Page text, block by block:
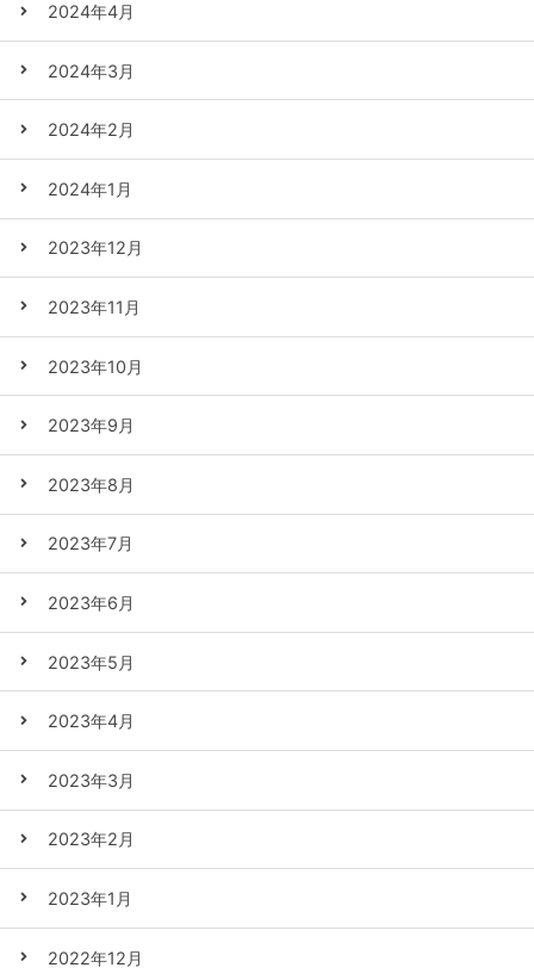
2024年4月
2024年3月
2024年2月
2024年1月
2023年12月
2023年11月
2023年10月
2023年9月
2023年8月
2023年7月
2023年6月
2023年5月
2023年4月
2023年3月
2023年2月
2023年1月
2022年12月